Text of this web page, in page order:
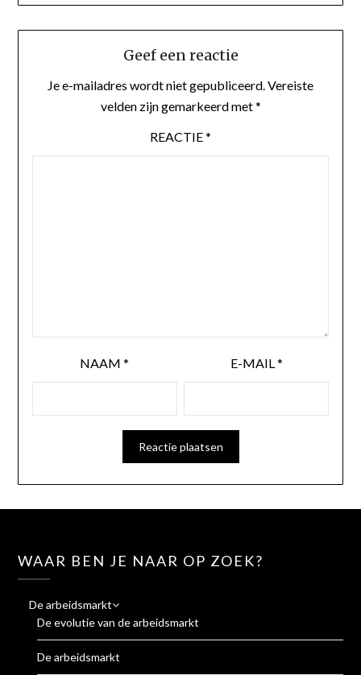
Geef een reactie
Je e-mailadres wordt niet gepubliceerd. Vereiste
velden zijn gemarkeerd met*
REACTIE*
NAAM* E-MAIL *
WAAR BEN JE NAAR OP ZOEK?
De arbeidsmarkt
De evolutie van de arbeidsmarkt
De arbeidsmarkt